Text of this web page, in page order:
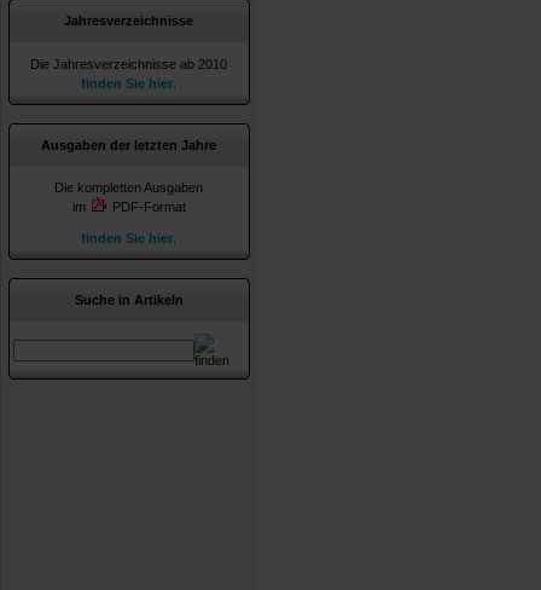
Jahresverzeichnisse
Die Jahresverzeichnisse ab 2010
finden Sie hier
Ausgaben der letzten Jahre
Die kompletten Ausgaben
im
PDF-Format
finden Sie hier
Suche in Artikeln